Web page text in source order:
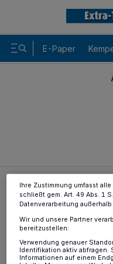
E-Paper
Krefeld
Cartoon
-Partner
personenbezogene Daten
Ihre Zustimmung umfasst
schließt gem. Art. 49 Abs. 1
Datenverarbeitung außerhalb
Wir und unsere Partner
bereitzustellen:
Verwendung genauer
Identifikation aktiv abfragen.
Informationen auf einem